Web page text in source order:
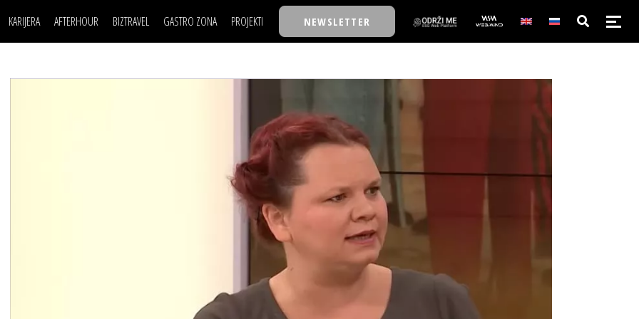
KARIJERA AFTERHOUR BIZTRAVEL GASTRO ZONA PROJEKTI
30 ISPOD 30
BACK TO OFFICE/SCHOOL
BIZBENDOVI
BIZKOLEGIJUM
BMW BIZNIS LIGA
BIZLIFE WEEK
IZJAVA GODINE
NEWSLETTER
POSAO
MOJ UGAO
FILM I SCENA
AUTO SVET
NAJKOLEGA
30 ISPOD 30
BIZBENDOVI
BIZKOLEGIJUM
BMW BIZNIS LIGA
BIZLIFE WEEK
IZJAVA GODINE